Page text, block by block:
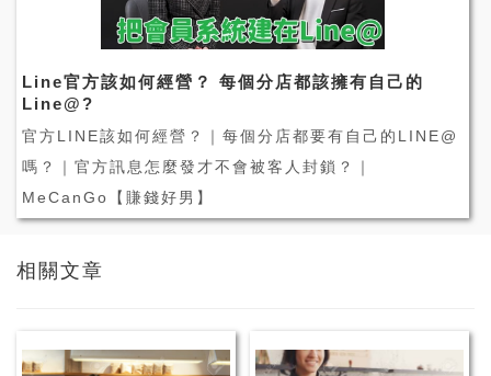
Line官方該如何經營？ 每個分店都該擁有自己的
Line@?
官方LINE該如何經營？｜每個分店都要有自己的LINE@
嗎？｜官方訊息怎麼發才不會被客人封鎖？｜
MeCanGo【賺錢好男】
相關文章